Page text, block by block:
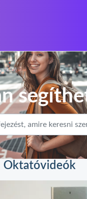
Oktatóvideók